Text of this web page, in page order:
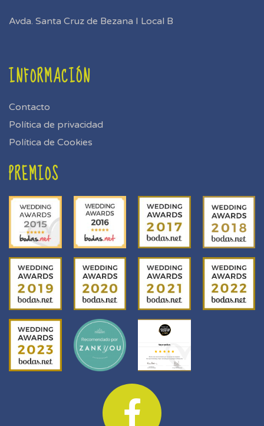
Avda. Santa Cruz de Bezana I Local B
INFORMACIÓN
Contacto
Política de privacidad
Política de Cookies
PREMIOS